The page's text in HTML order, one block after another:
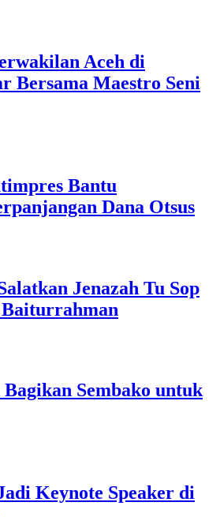
Aceh di
Bersama Maestro Seni
Bantu
Dana Otsus
Jenazah Tu Sop
Bagikan Sembako untuk
Keynote Speaker di